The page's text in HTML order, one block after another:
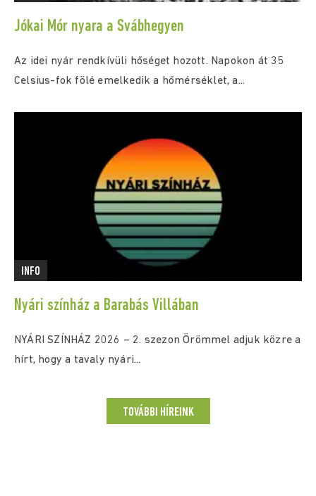
Jókai Mór nyara a Svábhegyen
Az idei nyár rendkívüli hőséget hozott. Napokon át 35
Celsius-fok fölé emelkedik a hőmérséklet, a...
INFO
Nyári színház a Barabás Villában
NYÁRI SZÍNHÁZ 2026 – 2. szezon Örömmel adjuk közre a
hírt, hogy a tavaly nyári...
TOVÁBBI HÍREINK